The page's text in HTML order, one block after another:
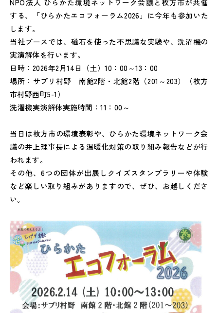
する、「ひらかたエコフォーラム2026」に今年も参加いた
します。
当社ブースでは、磁石を使った不思議な実験や、洗濯機の
実演解体を行います。
日時：2026年2月14日（土）10：00～13：00
場所：サプリ村野 南館2階・北館2階（201～203）（枚方
市村野西町5-1）
洗濯機実演解体実施時間：11：00～
当日は枚方市の環境表彰や、ひらかた環境ネットワーク会
議の井上理事長による温暖化対策の取り組み報告などが行
われます。
その他、6つの団体が出展しクイズスタンプラリーや体験
など楽しい取り組みがありますので、ぜひ、お越しくださ
い。